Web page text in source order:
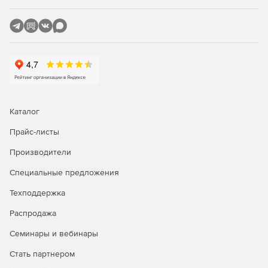
Флагманское решение для современного инженера-
Платформы профессиональными инструментами для
решения различных отраслевых задач. Кроме того,
настраивать и контролировать рабочие места
стандартов и регламентов оформления документации.
Модули платформы nanoCAD 26:
Растр.
последующей векторизации внутри САПР-среды.
управления, передачи и контроля настроек САПР
Каталог
Прайс-листы
Производители
Специальные предложения
Техподдержка
Распродажа
Семинары и вебинары
Стать партнером